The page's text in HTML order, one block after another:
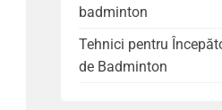
badminton
Tehnici pentru
de Badminton